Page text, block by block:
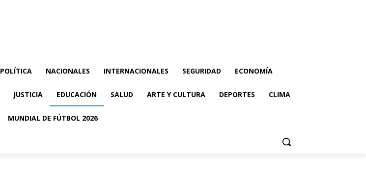
POLÍTICA NACIONALES INTERNACIONALES SEGURIDAD ECONOMÍA
JUSTICIA EDUCACIÓN SALUD ARTE Y CULTURA DEPORTES CLIMA
MUNDIAL DE FÚTBOL 2026